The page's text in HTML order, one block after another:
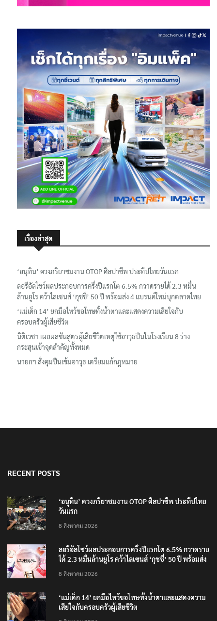
เรื่องล่าสุด
‘อนุทิน’ ควงภริยาชมงาน OTOP ศิลปาชีพ ประทีปไทยวันแรก
ลอรีอัลโชว์ผลประกอบการครึ่งปีแรกโต 6.5% กวาดรายได้ 2.3 หมื่น
ล้านยูโร คว้าไลเซนส์ ‘กุชชี่’ 50 ปี พร้อมส่ง 4 แบรนด์ใหม่บุกตลาดไทย
‘แม่เด็ก 14’ ยกมือไหว้ขอโทษทั้งน้ำตาและแสดงความเสียใจกับ
ครอบครัวผู้เสียชีวิต
นิติเวชฯ เผยผลชันสูตรผู้เสียชีวิตเหตุใช้อาวุธปืนในโรงเรียน 8 ร่าง
กระสุนเข้าจุดสำคัญทั้งหมด
นายกฯ สั่งคุมปืนเข้มอาวุธ เตรียมแก้กฎหมาย
RECENT POSTS
‘อนุทิน’ ควงภริยาชมงาน OTOP ศิลปาชีพ ประทีปไทย
วันแรก
8 สิงหาคม 2026
ลอรีอัลโชว์ผลประกอบการครึ่งปีแรกโต 6.5% กวาดราย
ได้ 2.3 หมื่นล้านยูโร คว้าไลเซนส์ ‘กุชชี่’ 50 ปี พร้อมส่ง
8 สิงหาคม 2026
‘แม่เด็ก 14’ ยกมือไหว้ขอโทษทั้งน้ำตาและแสดงความ
เสียใจกับครอบครัวผู้เสียชีวิต